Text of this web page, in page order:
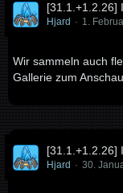
[31.1.+1.2.26]
Hjard 1.
Wir sammeln auch
Gallerie zum
[31.1.+1.2.26]
Hjard 30.